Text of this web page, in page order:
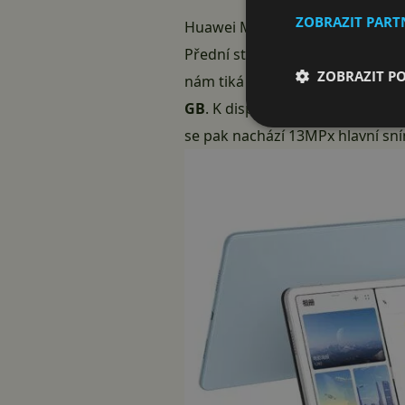
Huawei MatePad 11 oficiálně
Přední stranu tabletu pokrývá
nám tiká zmíněný čipset
GB. K dispozici je však také
se pak nachází 13MPx hlavní
ZOBRAZIT
ZOBRAZIT